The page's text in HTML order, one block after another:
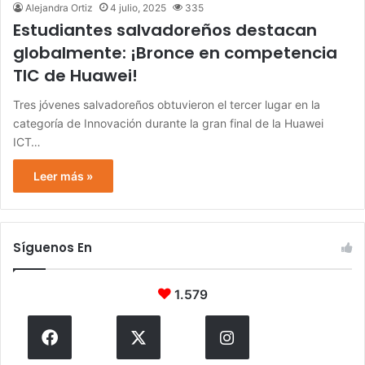
Alejandra Ortiz 4 julio, 2025 335
Estudiantes salvadoreños destacan
globalmente: ¡Bronce en competencia
TIC de Huawei!
Tres jóvenes salvadoreños obtuvieron el tercer lugar en la
categoría de Innovación durante la gran final de la Huawei
ICT…
Leer más »
Síguenos En
1.579